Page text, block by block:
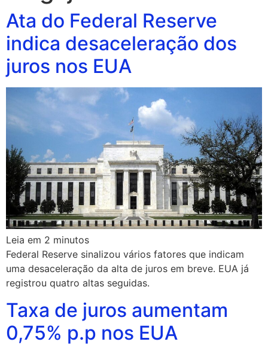
Ata do Federal Reserve
indica desaceleração dos
juros nos EUA
Leia em 2 minutos
Federal Reserve sinalizou vários fatores que indicam
uma desaceleração da alta de juros em breve. EUA já
registrou quatro altas seguidas.
Taxa de juros aumentam
0,75% p.p nos EUA